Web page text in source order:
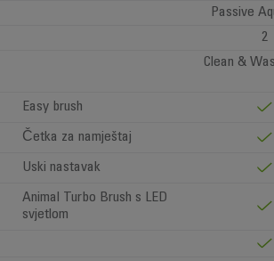
Passive
2
Clean &
Easy brush
Četka za namještaj
Uski nastavak
Animal Turbo Brush s LED
svjetlom